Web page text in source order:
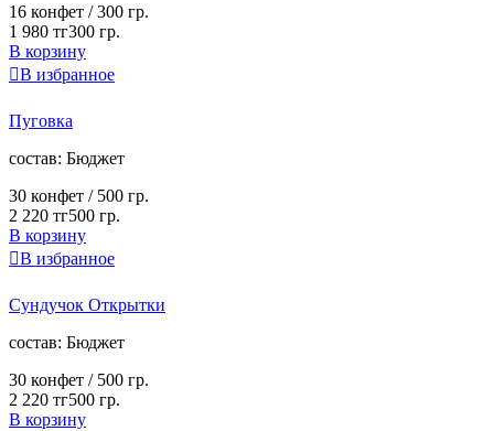
16 конфет /300 гр.
1 980 тг300 гр.
В корзину
В избранное
Пуговка
cостав: Бюджет
30 конфет / 500 гр.
2 220 тг500 гр.
В корзину
В избранное
Сундучок Открытки
cостав: Бюджет
30 конфет / 500 гр.
2 220 тг500 гр.
В корзину